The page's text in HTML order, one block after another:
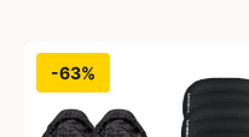
-63%